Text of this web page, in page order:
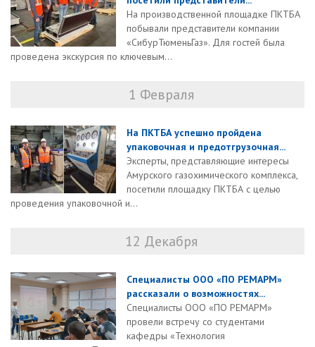
На производственной площадке ПКТБА
побывали представители компании
«СибурТюменьГаз». Для гостей была
проведена экскурсия по ключевым...
1 Февраля
На ПКТБА успешно пройдена
упаковочная и предотгрузочная...
Эксперты, представляющие интересы
Амурского газохимического комплекса,
посетили площадку ПКТБА с целью
проведения упаковочной и...
12 Декабря
Специалисты ООО «ПО РЕМАРМ»
рассказали о возможностях...
Специалисты ООО «ПО РЕМАРМ»
провели встречу со студентами
кафедры «Технология